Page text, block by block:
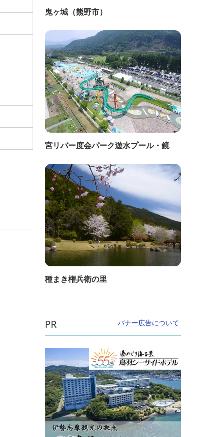
鬼ヶ城（熊野市）
宮リバー度会パーク遊水プール・鏡
種まき権兵衛の里
PR バナー広告について